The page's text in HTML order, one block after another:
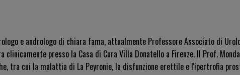
e andrologo di chiara fama, attualmente Professore Associato di
clinicamente presso la Casa di Cura Villa Donatello a Firenze. Il Prof.
tra cui la malattia di La Peyronie, la disfunzione erettile e l'ipertrofia